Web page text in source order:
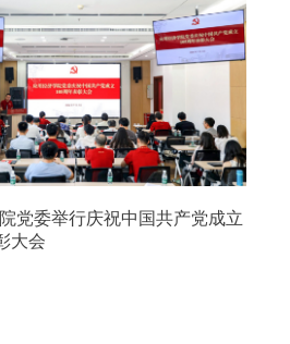
党委举行庆祝中国共产党成立
大会